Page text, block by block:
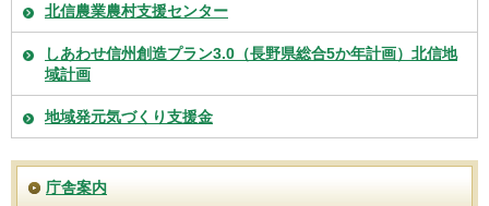
北信農業農村支援センター
しあわせ信州創造プラン3.0（長野県総合5か年計画）北信地
域計画
地域発元気づくり支援金
庁舎案内